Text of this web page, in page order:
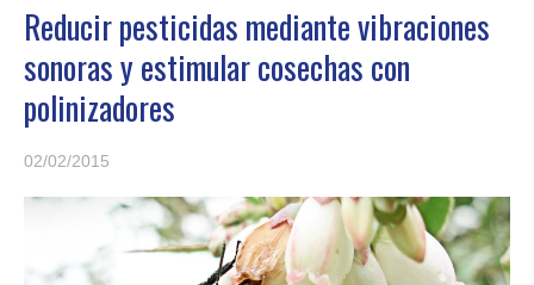
Reducir pesticidas mediante vibraciones
sonoras y estimular cosechas con
polinizadores
02/02/2015